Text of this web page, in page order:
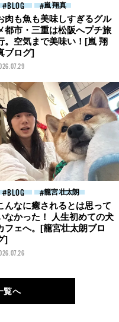
BLOG 嵐 翔真
肉も魚も美味しすぎるグル
都市・三重は松阪へプチ旅
。空気まで美味い！[嵐 翔
ブログ]
BLOG 籠宮 壮太朗
んなに癒されるとは思って
なかった！ 人生初めての犬
フェへ。[籠宮壮太朗ブロ
]
覧へ